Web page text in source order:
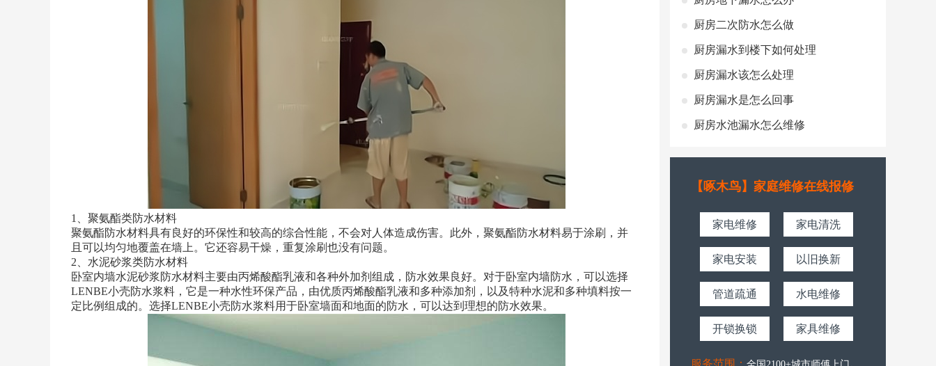
1、聚氨酯类防水材料
聚氨酯防水材料具有良好的环保性和较高的综合性能，不会对人体造成伤害。此外，聚氨酯防水材料易于涂刷，并
且可以均匀地覆盖在墙上。它还容易干燥，重复涂刷也没有问题。
2、水泥砂浆类防水材料
卧室内墙水泥砂浆防水材料主要由丙烯酸酯乳液和各种外加剂组成，防水效果良好。对于卧室内墙防水，可以选择
LENBE小壳防水浆料，它是一种水性环保产品，由优质丙烯酸酯乳液和多种添加剂，以及特种水泥和多种填料按一
定比例组成的。选择LENBE小壳防水浆料用于卧室墙面和地面的防水，可以达到理想的防水效果。
厨房二次防水怎么做
厨房漏水到楼下如何处理
厨房漏水该怎么处理
厨房漏水是怎么回事
厨房水池漏水怎么维修
【啄木鸟】家庭维修在线报修
家电维修 家电清洗
家电安装 以旧换新
管道疏通 水电维修
开锁换锁 家具维修
服务范围：